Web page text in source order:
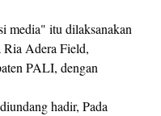
media" itu dilaksanakan
Adera Field,
PALI, dengan
hadir, Pada